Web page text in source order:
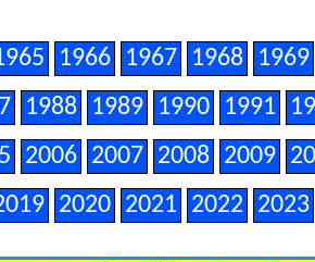
1966 1967 1968 1969
1988 1989 1990 1991
2006 2007 2008 2009
2020 2021 2022 2023